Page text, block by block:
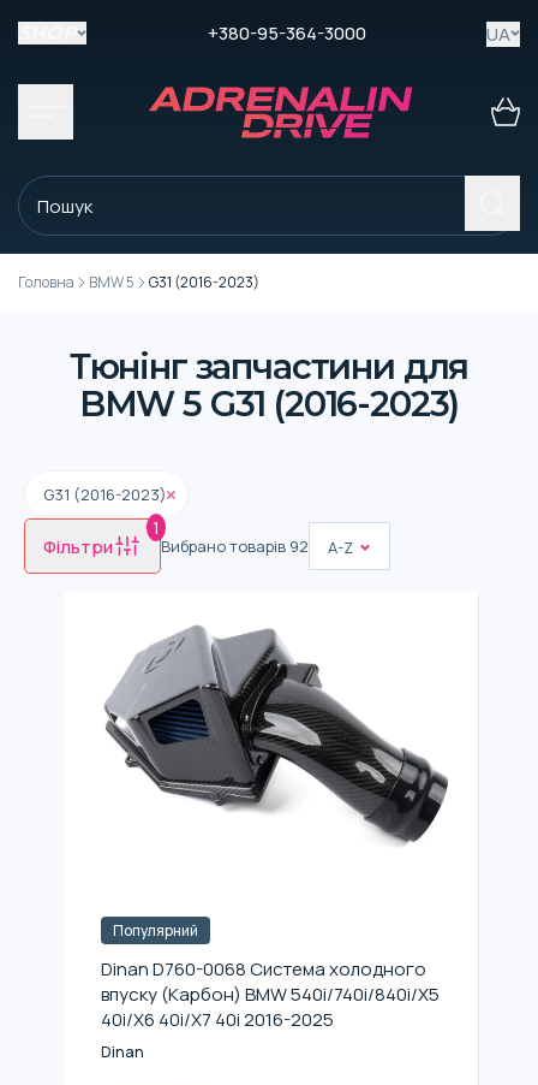
+380-95-364-3000 UA
Головна BMW 5 G31 (2016-2023)
Тюнінг запчастини для
BMW 5 G31 (2016-2023)
G31 (2016-2023)
Фільтри
1
Вибрано товарів 92 A-Z
Популярний
Dinan D760-0068 Система холодного
впуску (Карбон) BMW 540i/740i/840i/X5
40i/X6 40i/X7 40i 2016-2025
Dinan